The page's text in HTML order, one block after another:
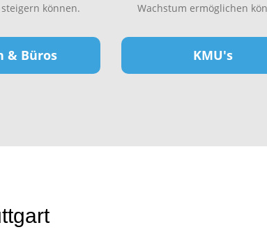
können.
& Büros
Wachstum ermöglichen
KMU's